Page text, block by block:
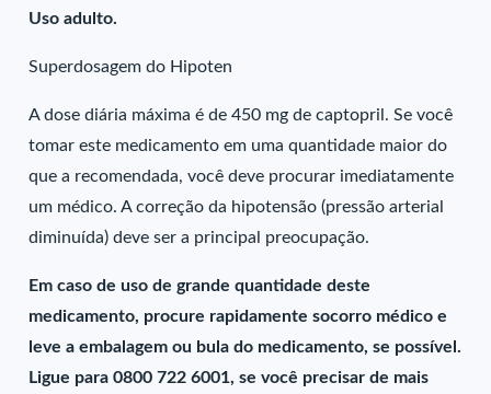
Uso adulto.
Superdosagem do Hipoten
A dose diária máxima é de 450 mg de captopril. Se você
tomar este medicamento em uma quantidade maior do
que a recomendada, você deve procurar imediatamente
um médico. A correção da hipotensão (pressão arterial
diminuída) deve ser a principal preocupação.
Em caso de uso de grande quantidade deste
medicamento, procure rapidamente socorro médico e
leve a embalagem ou bula do medicamento, se possível.
Ligue para 0800 722 6001, se você precisar de mais